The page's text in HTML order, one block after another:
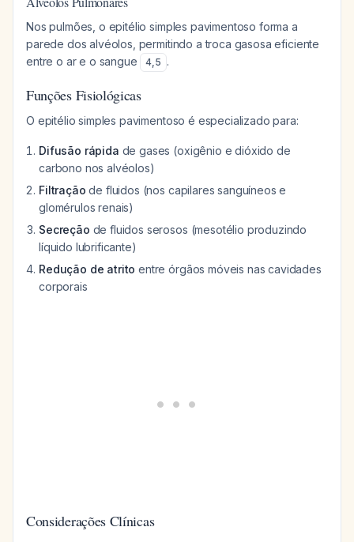
Nos pulmões, o epitélio simples pavimentoso forma a
parede dos alvéolos, permitindo a troca gasosa eficiente
entre o ar e o sangue
4,5 .
Funções Fisiológicas
O epitélio simples pavimentoso é especializado para:
Difusão rápida de gases (oxigênio e dióxido de
carbono nos alvéolos)
Filtração de fluidos (nos capilares sanguíneos e
glomérulos renais)
Secreção de fluidos serosos (mesotélio produzindo
líquido lubrificante)
Redução de atrito entre órgãos móveis nas cavidades
corporais
Considerações Clínicas